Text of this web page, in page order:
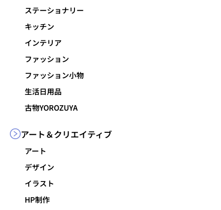
ステーショナリー
キッチン
インテリア
ファッション
ファッション小物
生活日用品
古物YOROZUYA
アート＆クリエイティブ
アート
デザイン
イラスト
HP制作